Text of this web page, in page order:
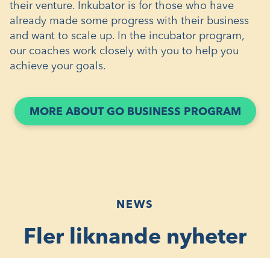
their venture. Inkubator is for those who have
already made some progress with their business
and want to scale up. In the incubator program,
our coaches work closely with you to help you
achieve your goals.
MORE ABOUT GO BUSINESS PROGRAM
I
NEWS
Fler liknande nyheter